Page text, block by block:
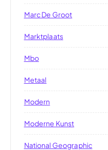
Marc De Groot
Marktplaats
Mbo
Metaal
Modern
Moderne Kunst
National Geographic